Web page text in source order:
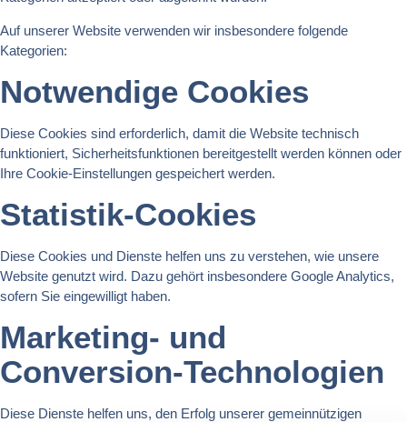
Auf unserer Website verwenden wir insbesondere folgende
Kategorien:
Notwendige Cookies
Diese Cookies sind erforderlich, damit die Website technisch
funktioniert, Sicherheitsfunktionen bereitgestellt werden können oder
Ihre Cookie-Einstellungen gespeichert werden.
Statistik-Cookies
Diese Cookies und Dienste helfen uns zu verstehen, wie unsere
Website genutzt wird. Dazu gehört insbesondere Google Analytics,
sofern Sie eingewilligt haben.
Marketing- und
Conversion-Technologien
Diese Dienste helfen uns, den Erfolg unserer gemeinnützigen